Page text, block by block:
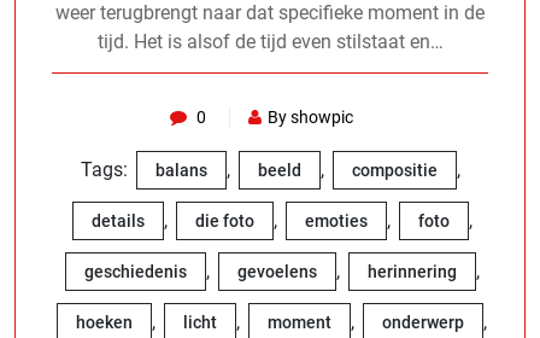
weer terugbrengt naar dat specifieke moment in de
tijd. Het is alsof de tijd even stilstaat en…
0 By showpic
Tags: balans , beeld , compositie ,
details , die foto , emoties , foto ,
geschiedenis , gevoelens , herinnering ,
hoeken , licht , moment , onderwerp ,